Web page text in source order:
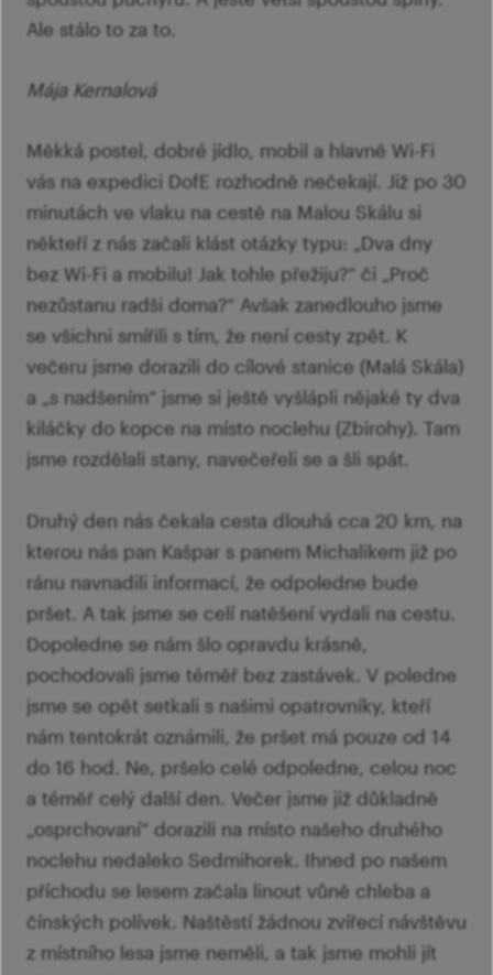
Ale stálo to za to.
Mája Kernalová
Měkká postel, dobré jídlo, mobil a hlavně Wi-Fi
vás na expedici DofE rozhodně nečekají. Již po 30
minutách ve vlaku na cestě na Malou Skálu si
někteří z nás začali klást otázky typu: „Dva dny
bez Wi-Fi a mobilu! Jak tohle přežiju?“ či „Proč
nezůstanu radši doma?“ Avšak zanedlouho jsme
se všichni smířili s tím, že není cesty zpět. K
večeru jsme dorazili do cílové stanice (Malá Skála)
a „s nadšením“ jsme si ještě vyšlápli nějaké ty dva
kiláčky do kopce na místo noclehu (Zbirohy). Tam
jsme rozdělali stany, navečeřeli se a šli spát.
Druhý den nás čekala cesta dlouhá cca 20 km, na
kterou nás pan Kašpar s panem Michalikem již po
ránu navnadili informací, že odpoledne bude
pršet. A tak jsme se celí natěšení vydali na cestu.
Dopoledne se nám šlo opravdu krásně,
pochodovali jsme téměř bez zastávek. V poledne
jsme se opět setkali s našimi opatrovníky, kteří
nám tentokrát oznámili, že pršet má pouze od 14
do 16 hod. Ne, pršelo celé odpoledne, celou noc
a téměř celý další den. Večer jsme již důkladně
„osprchovaní“ dorazili na místo našeho druhého
noclehu nedaleko Sedmihorek. Ihned po našem
příchodu se lesem začala linout vůně chleba a
čínských polívek. Naštěstí žádnou zvířecí návštěvu
z místního lesa jsme neměli, a tak jsme mohli jít